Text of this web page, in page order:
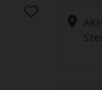
AKH